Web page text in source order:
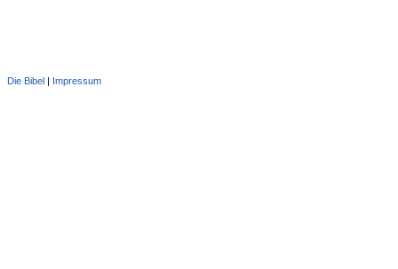
Die Bibel Impressum